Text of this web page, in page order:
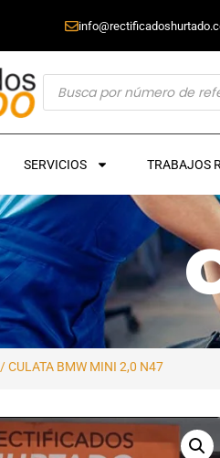
SERVICIOS TRABAJOS
/ CULATA BMW MINI 2,0 N47